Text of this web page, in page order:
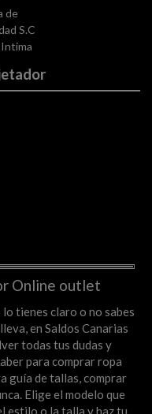
de
S.C
Online outlet
tienes claro o no sabes
en Saldos Canarias
todas tus dudas y
para comprar ropa
guía de tallas, comprar
Elige el modelo que
estilo o la talla y haz tu